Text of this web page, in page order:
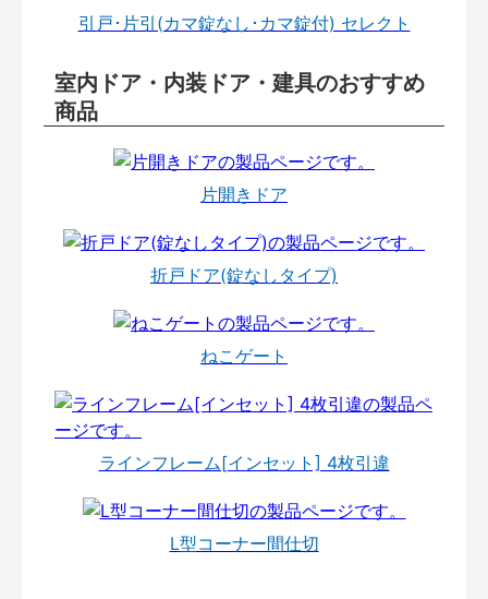
引戸･片引(カマ錠なし･カマ錠付) セレクト
室内ドア・内装ドア・建具のおすすめ
商品
片開きドア
折戸ドア(錠なしタイプ)
ねこゲート
ラインフレーム[インセット] 4枚引違
L型コーナー間仕切